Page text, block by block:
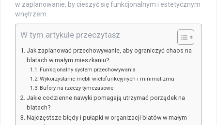
w zaplanowanie, by cieszyć się funkcjonalnym i estetycznym
wnętrzem.
W tym artykule przeczytasz
Jak zaplanować przechowywanie, aby ograniczyć chaos na
blatach w małym mieszkaniu?
Funkcjonalny system przechowywania
Wykorzystanie mebli wielofunkcyjnych i minimalizmu
Bufory na rzeczy tymczasowe
Jakie codzienne nawyki pomagają utrzymać porządek na
blatach?
Najczęstsze błędy i pułapki w organizacji blatów w małym